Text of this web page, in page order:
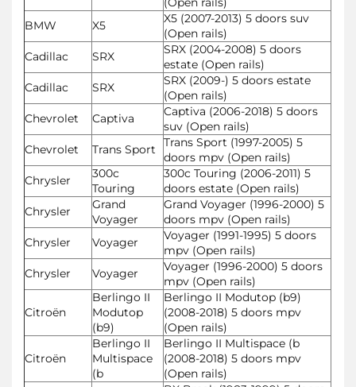
BMW
X5
X5 (2007-2013) 5 doors suv
(Open rails)
Cadillac
SRX
SRX (2004-2008) 5 doors
estate (Open rails)
Cadillac
SRX
SRX (2009-) 5 doors estate
(Open rails)
Chevrolet
Captiva
Captiva (2006-2018) 5 doors
suv (Open rails)
Chevrolet
Trans Sport
Trans Sport (1997-2005) 5
doors mpv (Open rails)
Chrysler
300c
Touring
300c Touring (2006-2011) 5
doors estate (Open rails)
Chrysler
Grand
Voyager
Grand Voyager (1996-2000) 5
doors mpv (Open rails)
Chrysler
Voyager
Voyager (1991-1995) 5 doors
mpv (Open rails)
Chrysler
Voyager
Voyager (1996-2000) 5 doors
mpv (Open rails)
Citroën
Berlingo II
Modutop
(b9)
Berlingo II Modutop (b9)
(2008-2018) 5 doors mpv
(Open rails)
Citroën
Berlingo II
Multispace
(b
Berlingo II Multispace (b
(2008-2018) 5 doors mpv
(Open rails)